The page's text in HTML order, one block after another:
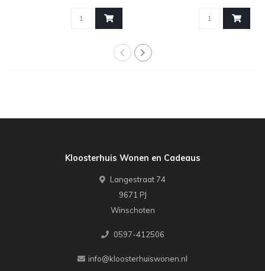
Kloosterhuis Wonen en Cadeaus
Langestraat 74
9671 PJ
Winschoten
0597-412506
info@kloosterhuiswonen.nl